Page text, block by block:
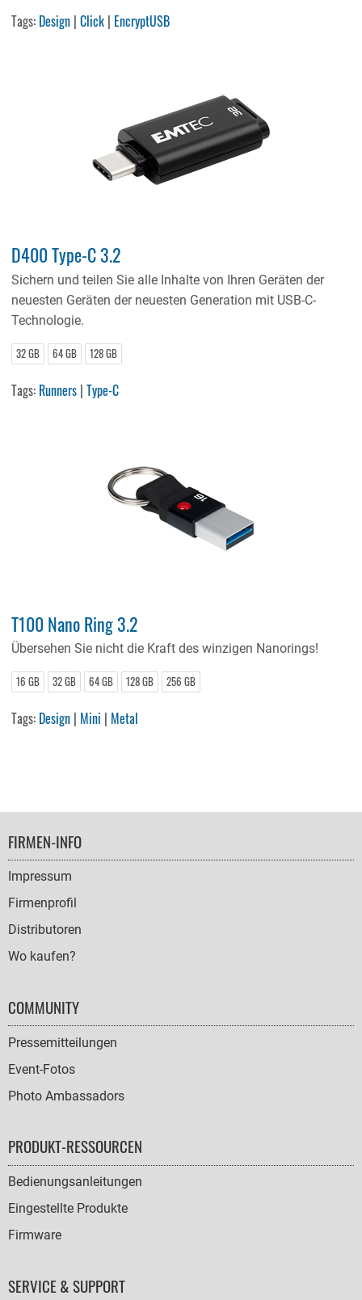
Tags: Design |Click | EncryptUSB
D400 Type-C 3.2
Sichern und teilen Sie alle Inhalte von Ihren Geräten der
neuesten Geräten der neuesten Generation mit USB-C-
Technologie.
32 GB 64 GB 128 GB
Tags: Runners |Type-C
T100 Nano Ring 3.2
Übersehen Sie nicht die Kraft des winzigen Nanorings!
16 GB 32 GB 64 GB 128 GB 256 GB
Tags: Design | Mini | Metal
FOOTER
NAVIGATION
FIRMEN-INFO
Impressum
Firmenprofil
Distributoren
Wo kaufen?
COMMUNITY
Pressemitteilungen
Event-Fotos
Photo Ambassadors
PRODUKT-RESSOURCEN
Bedienungsanleitungen
Eingestellte Produkte
Firmware
SERVICE & SUPPORT